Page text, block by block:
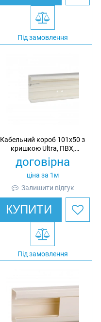
Під замовлення
Кабельний короб 101х50 з
кришкою Ultra, ПВХ,
довжина 2 м
договірна
ціна за 1м
Залишити відгук
КУПИТИ
Під замовлення